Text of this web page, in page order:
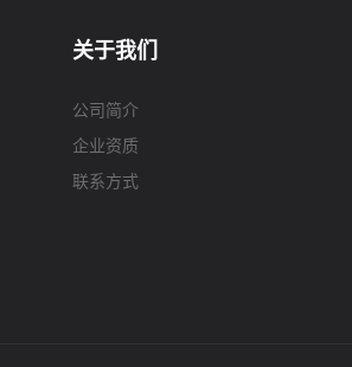
关于我们
公司简介
企业资质
联系方式